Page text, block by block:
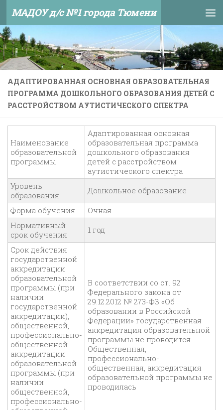
Skip to content
МАДОУ д/с №1 города Тюмени
АДАПТИРОВАННАЯ ОСНОВНАЯ ОБРАЗОВАТЕЛЬНАЯ
ПРОГРАММА ДОШКОЛЬНОГО ОБРАЗОВАНИЯ ДЕТЕЙ С
РАССТРОЙСТВОМ АУТИСТИЧЕСКОГО СПЕКТРА
Наименование
образовательной
программы
Адаптированная основная
образовательная программа
дошкольного образования
детей с расстройством
аутистического спектра
Уровень
образования
Дошкольное образование
Форма обучения
Очная
Нормативный
срок обучения
1 год
Срок действия
государственной
аккредитации
образовательной
программы (при
наличии
государственной
аккредитации),
общественной,
профессионально-
общественной
аккредитации
образовательной
программы (при
наличии
общественной,
профессионально-
В соответствии со ст. 92
Федерального закона от
29.12.2012 № 273-ФЗ «Об
образовании в Российской
Федерации» государственная
аккредитация образовательной
программы не проводится
Общественная,
профессионально-
общественная, аккредитация
образовательной программы не
проводилась